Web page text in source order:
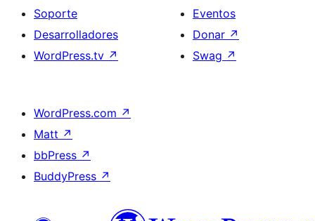
Soporte
Desarrolladores
WordPress.tv ↗
Eventos
Donar ↗
Swag ↗
WordPress.com ↗
Matt ↗
bbPress ↗
BuddyPress ↗